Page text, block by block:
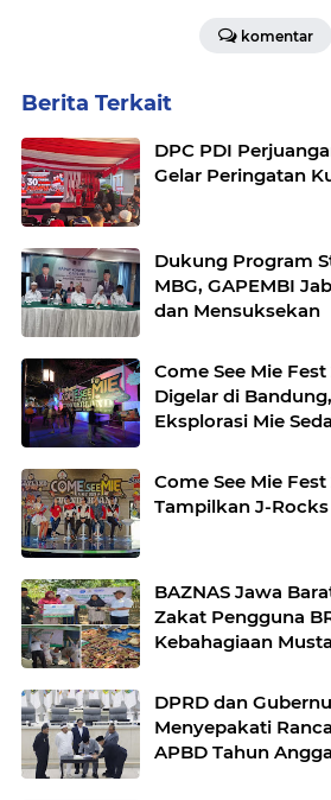
komentar
Berita Terkait
DPC PDI
Gelar Peringatan
Dukung Program
MBG, GAPEMBI
dan Mensuksekan
Come See Mie
Digelar di
Eksplorasi Mie
Come See Mie
Tampilkan J-
BAZNAS Jawa
Zakat Pengguna
Kebahagiaan
DPRD dan
Menyepakati
APBD Tahun